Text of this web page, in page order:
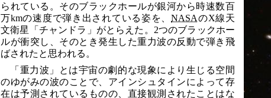
られている。そのブラックホールが銀河から時速数百
万kmの速度で弾き出されている姿を、NASAのX線天
文衛星「チャンドラ」がとらえた。2つのブラックホー
ルが衝突し、そのとき発生した重力波の反動で弾き飛
ばされたと思われる。
「重力波」とは宇宙の劇的な現象により生じる空間
のゆがみの波のことで、アインシュタインによって存
在は予測されているものの、直接観測されたことはな